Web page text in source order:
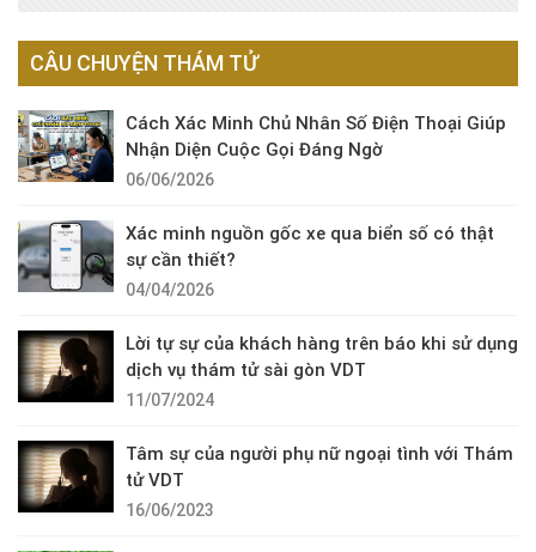
CÂU CHUYỆN THÁM TỬ
Cách Xác Minh Chủ Nhân Số Điện Thoại Giúp
Nhận Diện Cuộc Gọi Đáng Ngờ
06/06/2026
Xác minh nguồn gốc xe qua biển số có thật
sự cần thiết?
04/04/2026
Lời tự sự của khách hàng trên báo khi sử dụng
dịch vụ thám tử sài gòn VDT
11/07/2024
Tâm sự của người phụ nữ ngoại tình với Thám
tử VDT
16/06/2023